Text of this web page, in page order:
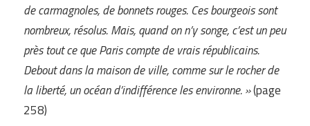
de carmagnoles, de bonnets rouges. Ces bourgeois sont
nombreux, résolus. Mais, quand on n’y songe, c’est un peu
près tout ce que Paris compte de vrais républicains.
Debout dans la maison de ville, comme sur le rocher de
la liberté, un océan d’indifférence les environne. »(page
258)